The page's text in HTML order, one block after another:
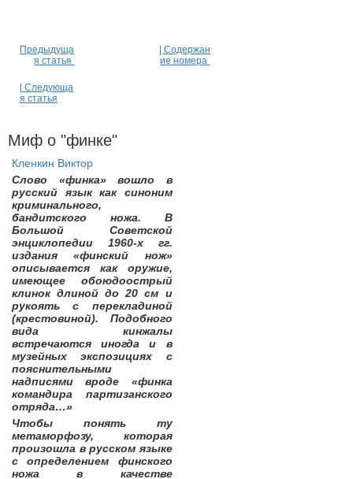
Предыдуща
я статья
| Содержан
ие номера
| Следующа
я статья
Миф о "финке"
Кленкин Виктор
Слово «финка» вошло в
русский язык как синоним
криминального,
бандитского ножа. В
Большой Советской
энциклопедии 1960-х гг.
издания «финский нож»
описывается как оружие,
имеющее обоюдоострый
клинок длиной до 20 см и
рукоять с перекладиной
(крестовиной). Подобного
вида кинжалы
встречаются иногда и в
музейных экспозициях с
пояснительными
надписями вроде «финка
командира партизанского
отряда…»
Чтобы понять ту
метаморфозу, которая
произошла в русском языке
с определением финского
ножа в качестве